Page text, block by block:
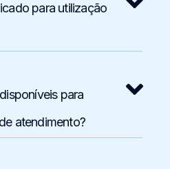
para utilização
para
atendimento?